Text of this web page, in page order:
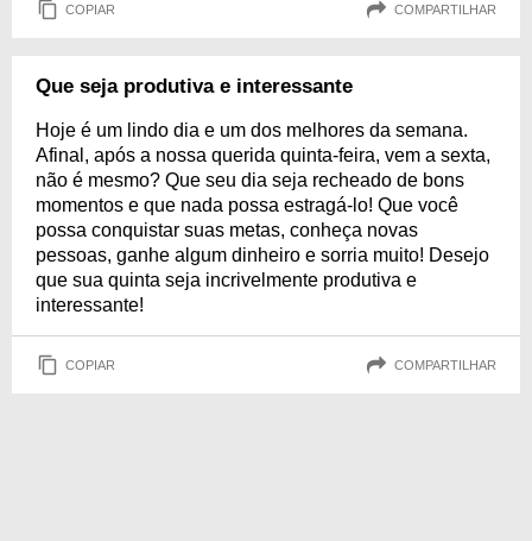
COPIAR COMPARTILHAR
Que seja produtiva e interessante
Hoje é um lindo dia e um dos melhores da semana.
Afinal, após a nossa querida quinta-feira, vem a sexta,
não é mesmo? Que seu dia seja recheado de bons
momentos e que nada possa estragá-lo! Que você
possa conquistar suas metas, conheça novas
pessoas, ganhe algum dinheiro e sorria muito! Desejo
que sua quinta seja incrivelmente produtiva e
interessante!
COPIAR COMPARTILHAR